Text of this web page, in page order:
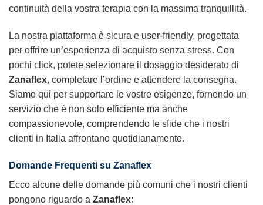
continuità della vostra terapia con la massima tranquillità.
La nostra piattaforma è sicura e user-friendly, progettata
per offrire un’esperienza di acquisto senza stress. Con
pochi click, potete selezionare il dosaggio desiderato di
Zanaflex, completare l’ordine e attendere la consegna.
Siamo qui per supportare le vostre esigenze, fornendo un
servizio che è non solo efficiente ma anche
compassionevole, comprendendo le sfide che i nostri
clienti in Italia affrontano quotidianamente.
Domande Frequenti su Zanaflex
Ecco alcune delle domande più comuni che i nostri clienti
pongono riguardo a Zanaflex: